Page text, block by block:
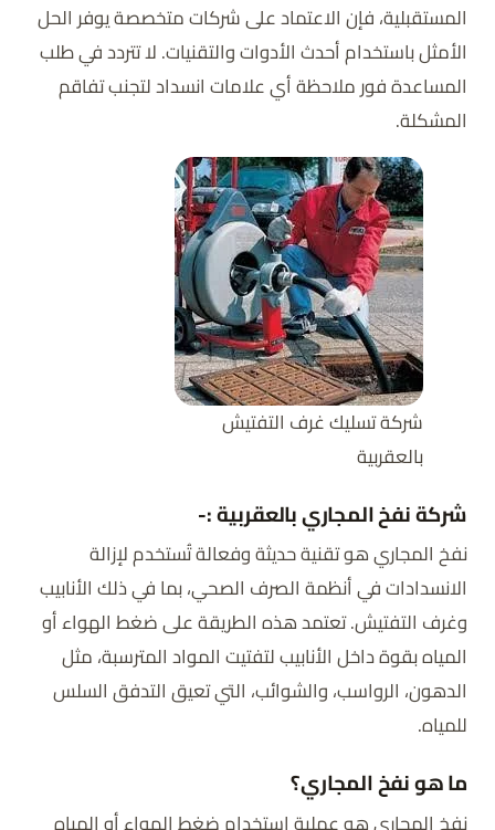
المستقبلية، فإن الاعتماد على شركات متخصصة يوفر الحل
الأمثل باستخدام أحدث الأدوات والتقنيات. لا تتردد في طلب
المساعدة فور ملاحظة أي علامات انسداد لتجنب تفاقم
المشكلة.
شركة تسليك غرف التفتيش
بالعقربية
شركة نفخ المجاري بالعقربية :-
نفخ المجاري هو تقنية حديثة وفعالة تُستخدم لإزالة
الانسدادات في أنظمة الصرف الصحي، بما في ذلك الأنابيب
وغرف التفتيش. تعتمد هذه الطريقة على ضغط الهواء أو
المياه بقوة داخل الأنابيب لتفتيت المواد المترسبة، مثل
الدهون، الرواسب، والشوائب، التي تعيق التدفق السلس
للمياه.
ما هو نفخ المجاري؟
نفخ المجاري هو عملية استخدام ضغط الهواء أو المياه